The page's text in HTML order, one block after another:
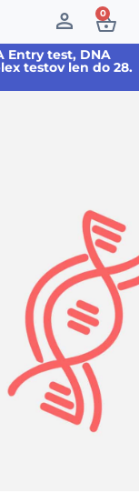
0
Entry test, DNA
testov len do 28.